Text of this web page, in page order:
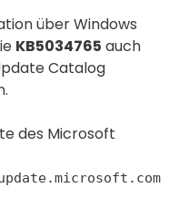
über Windows
KB5034765 auch
Catalog
des Microsoft